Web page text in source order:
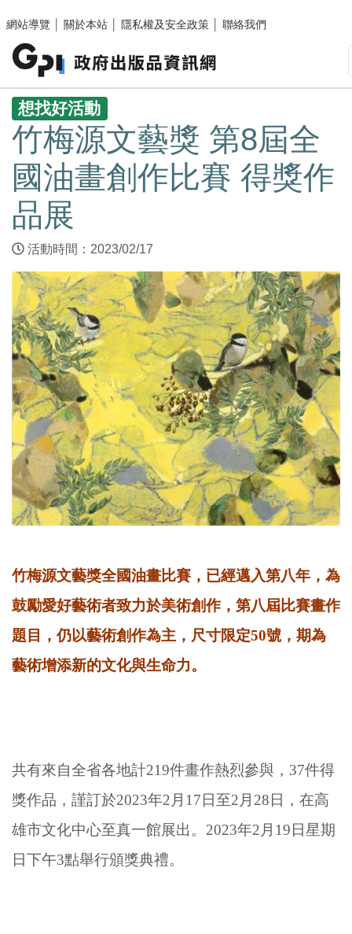
網站導覽
關於本站 隱私權及安全政策 聯絡我們
:::
想找好活動
竹梅源文藝獎 第8屆全
國油畫創作比賽 得獎作
品展
活動時間：2023/02/17
竹梅源文藝獎全國油畫比賽，已經邁入第八年，為
鼓勵愛好藝術者致力於美術創作，第八屆比賽畫作
題目，仍以藝術創作為主，尺寸限定50號，期為
藝術增添新的文化與生命力。
共有來自全省各地計219件畫作熱烈參與，37件得
獎作品，謹訂於2023年2月17日至2月28日，在高
雄市文化中心至真一館展出。2023年2月19日星期
日下午3點舉行頒獎典禮。